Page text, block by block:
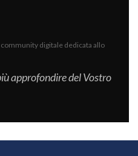
community digitale dedicata allo
approfondire del Vostro